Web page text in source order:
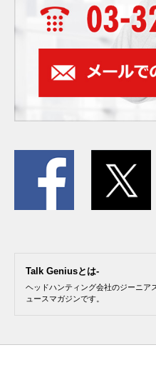
Talk Geniusとは-
ヘッドハンティング会社のジーニア
ュースマガジンです。